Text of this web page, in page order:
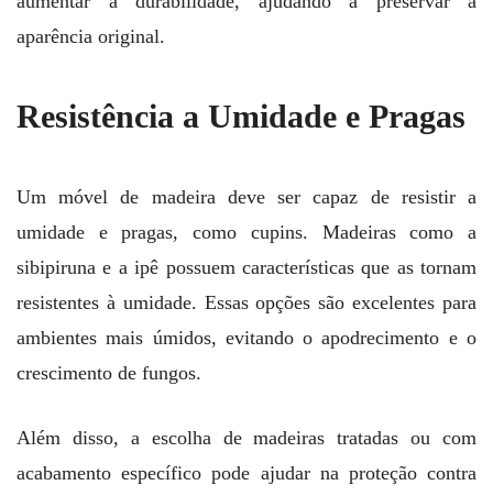
aparência original.
Resistência a Umidade e Pragas
Um móvel de madeira deve ser capaz de resistir a
umidade e pragas, como cupins. Madeiras como a
sibipiruna e a ipê possuem características que as tornam
resistentes à umidade. Essas opções são excelentes para
ambientes mais úmidos, evitando o apodrecimento e o
crescimento de fungos.
Além disso, a escolha de madeiras tratadas ou com
acabamento específico pode ajudar na proteção contra